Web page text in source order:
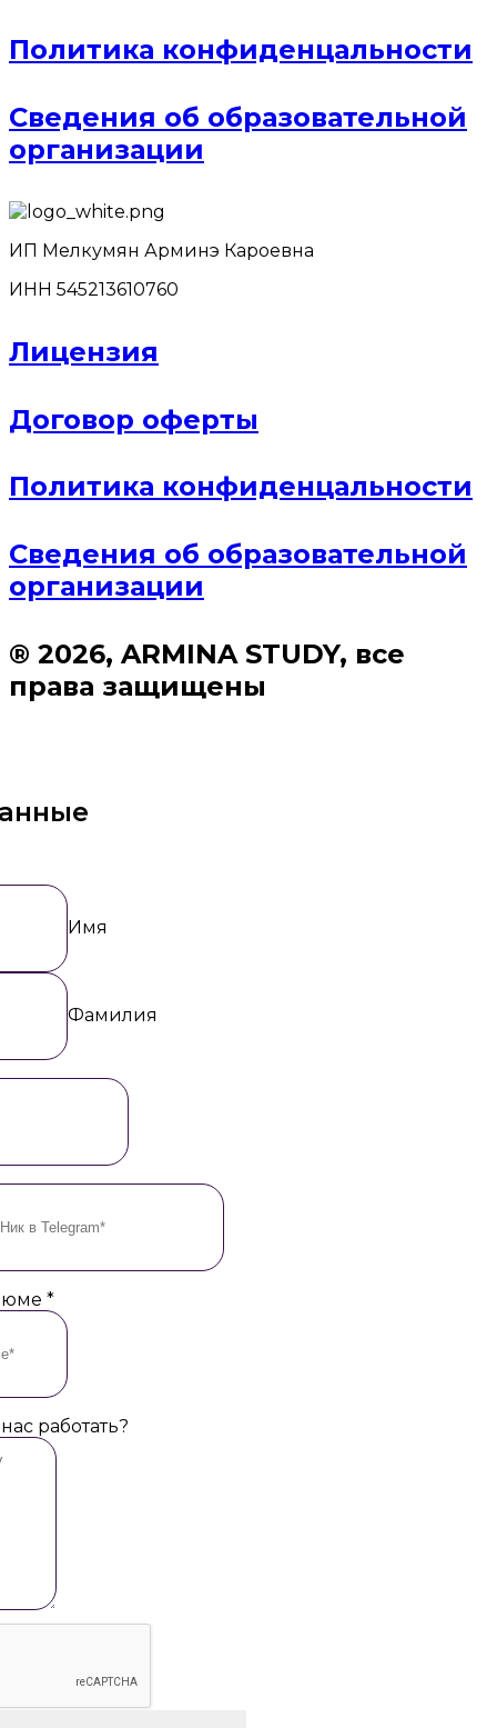
Политика конфиденцальности
Сведения об образовательной
организации
ИП Мелкумян Арминэ Кароевна
ИНН 545213610760
Лицензия
Договор оферты
Политика конфиденцальности
Сведения об образовательной
организации
® 2026, ARMINA STUDY, все
права защищены
Имя
Фамилия
*
работать?